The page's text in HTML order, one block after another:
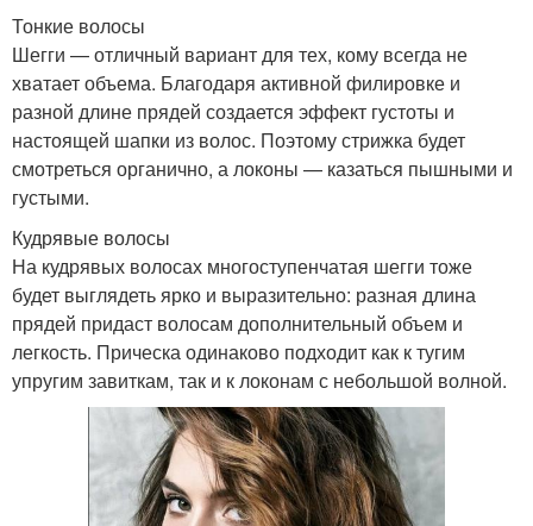
Тонкие волосы
Шегги — отличный вариант для тех, кому всегда не
хватает объема. Благодаря активной филировке и
разной длине прядей создается эффект густоты и
настоящей шапки из волос. Поэтому стрижка будет
смотреться органично, а локоны — казаться пышными и
густыми.
Кудрявые волосы
На кудрявых волосах многоступенчатая шегги тоже
будет выглядеть ярко и выразительно: разная длина
прядей придаст волосам дополнительный объем и
легкость. Прическа одинаково подходит как к тугим
упругим завиткам, так и к локонам с небольшой волной.